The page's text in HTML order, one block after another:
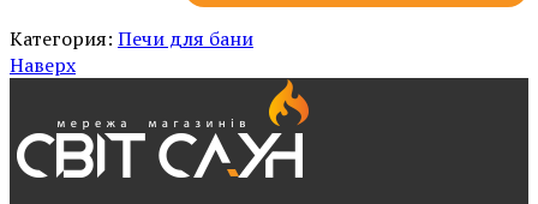
Категория: Печи для бани
Наверх